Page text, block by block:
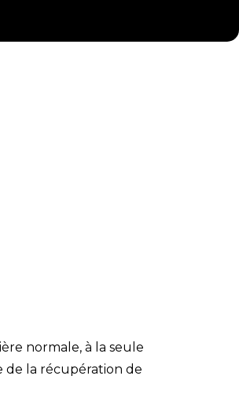
normale, à la seule
de la récupération de